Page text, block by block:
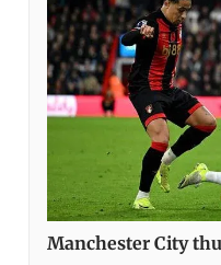
Manchester City